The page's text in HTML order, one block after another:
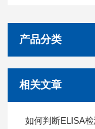
产品分类
相关文章
如何判断ELISA